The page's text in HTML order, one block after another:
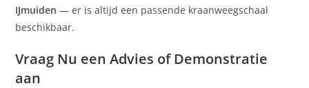
IJmuiden — er is altijd een passende kraanweegschaal
beschikbaar.
Vraag Nu een Advies of Demonstratie
aan